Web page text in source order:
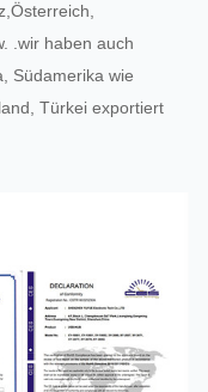
.wir haben auch
Südamerika wie
Türkei exportiert